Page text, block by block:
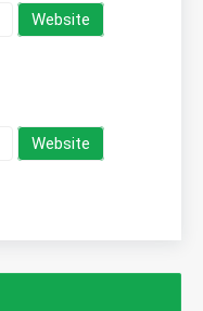
Website
Website